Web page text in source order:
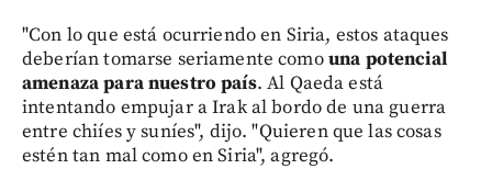
"Con lo que está ocurriendo en Siria, estos ataques
deberían tomarse seriamente comouna potencial
amenaza para nuestro país. Al Qaeda está
intentando empujar a Irak al bordo de una guerra
entre chiíes y suníes", dijo. "Quieren que las cosas
estén tan mal como en Siria", agregó.